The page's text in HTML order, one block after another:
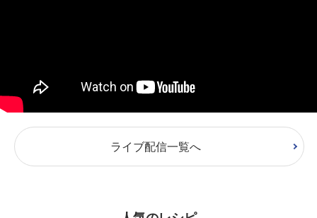
ライブ配信一覧へ